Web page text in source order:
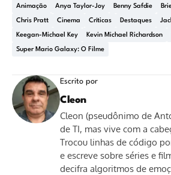
Animação Anya Taylor-Joy Benny Safdie
Chris Pratt Cinema Críticas Destaques
Keegan-Michael Key Kevin Michael Richardson
Super Mario Galaxy: O Filme
Escrito por
Cleon
Cleon (pseudônimo de
de TI, mas vive com a
Trocou linhas de código
e escreve sobre séries e
decifra algoritmos de